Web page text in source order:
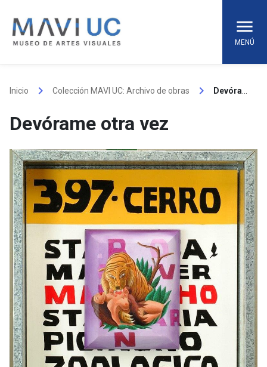
content
MENÚ
Inicio keyboard_arrow_right Colección MAVI UC: Archivo de obras keyboard_arrow_right
Devórame otra vez